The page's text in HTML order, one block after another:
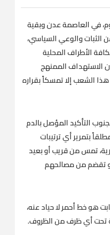
في العاصمة عدن وبقية
الثبات والوعي السياسي،
الأطراف المحلية
الاستهداف الممنهج
الشعب إلا تمسكاً بقراره
التأكيد المؤصل بالدم
بتمرير أي ترتيبات
تمس من قريب أو بعيد
تقضم من مصالحهم
هو خط أحمر لا حياد عنه،
تحت أي ظرف من الظروف.